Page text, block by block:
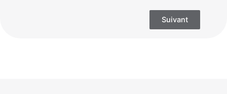
Suivant